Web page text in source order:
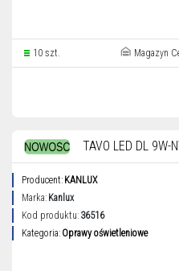
10 szt. Magazyn
TAVO LED DL
Producent: KANLUX
Marka: Kanlux
Kod produktu: 36516
Kategoria: Oprawy oświetleniowe